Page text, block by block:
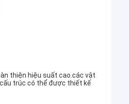
thiện hiệu suất cao.các vật
trúc có thể được thiết kế